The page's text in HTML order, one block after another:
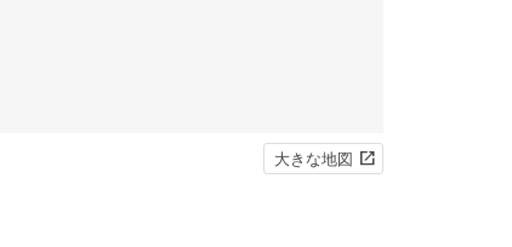
大きな地図